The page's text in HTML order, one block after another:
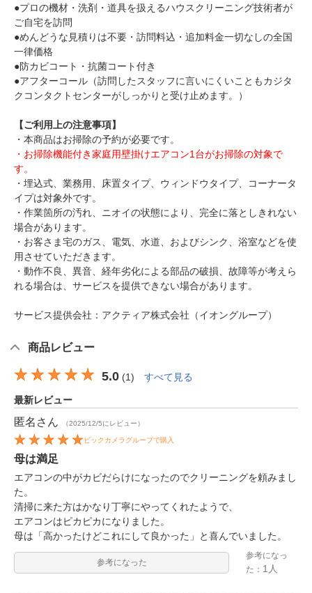
●プロの機材・洗剤・道具を扱えるハウスクリーニング技術者が
ご自宅を訪問
●めんどうな見積りは不要・訪問料込・追加料金一切なしの全国
一律価格
●防カビコート・抗菌コート付き
●アフターコール（訪問したスタッフに言いにくいこともカジタ
クコンタクトセンターがしっかりと受け止めます。）
【ご利用上の注意事項】
・本商品はお掃除の予約が必要です。
・お掃除機能付き家庭用壁掛けエアコン1台がお掃除の対象で
す。
・埋込式、業務用、床置タイプ、ウィンドウタイプ、コーナータ
イプは対象外です。
・作業箇所の汚れ、ニオイの状態により、完全に落としきれない
場合があります。
・お客さま宅のガス、電気、水道、およびシンク、浴室などを使
用させていただきます。
・動作不良、異音、経年劣化による部品の破損、故障等が考えら
れる場合は、サービスを提供できない場合があります。
サービス提供会社：アクティア株式会社（イオングループ）
商品レビュー
5.0 (1) すべて見る
最新レビュー
匿名 さん （2025/12/5にレビュー）
ビックカメラグループで購入
母は満足
エアコンの中がカビだらけになったのでクリーニングを頼みまし
た。
清掃に来た方はかなり丁寧にやってくれたようで、
エアコンはピカピカになりました。
母は「高かったけどこれにして良かった」と喜んでいました。
参考になった
参考になっ
た： 1人